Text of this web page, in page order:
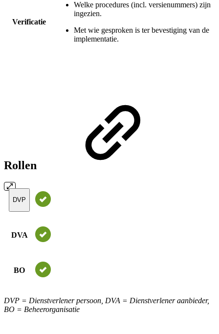
Verificatie
Welke procedures (incl. versienummers) zijn
ingezien.
Met wie gesproken is ter bevestiging van de
implementatie.
Rollen
DVP
DVA
BO
DVP = Dienstverlener persoon, DVA = Dienstverlener aanbieder,
BO = Beheerorganisatie